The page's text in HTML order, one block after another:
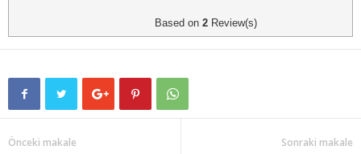
Based on 2 Review(s)
Önceki makale Sonraki makale